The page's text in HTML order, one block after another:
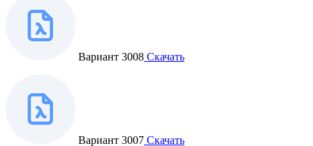
Вариант 3008 Скачать
Вариант 3007 Скачать